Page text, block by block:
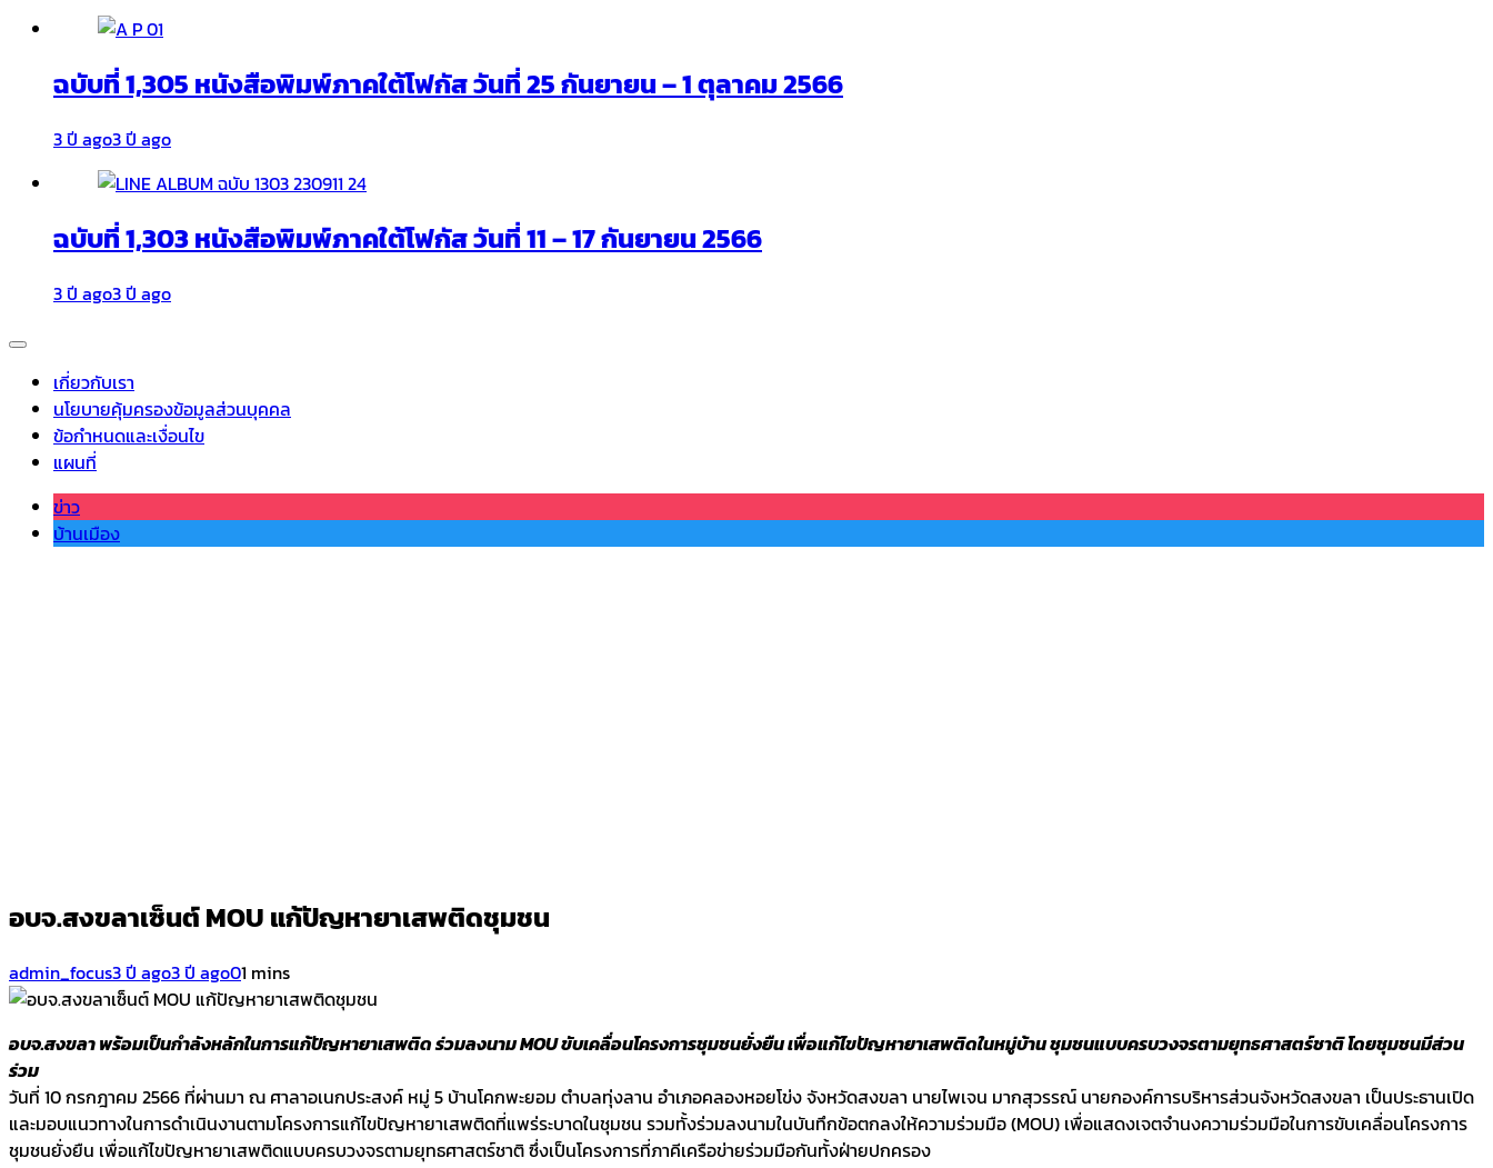
ฉบับที่ 1,305 หนังสือพิมพ์ภาคใต้โฟกัส วันที่ 25 กันยายน – 1 ตุลาคม 2566
3 ปี ago3 ปี ago
ฉบับที่ 1,303 หนังสือพิมพ์ภาคใต้โฟกัส วันที่ 11 – 17 กันยายน 2566
3 ปี ago3 ปี ago
เกี่ยวกับเรา
นโยบายคุ้มครองข้อมูลส่วนบุคคล
ข้อกำหนดและเงื่อนไข
แผนที่
ข่าว
บ้านเมือง
อบจ.สงขลาเซ็นต์ MOU แก้ปัญหายาเสพติดชุมชน
admin_focus3 ปี ago3 ปี ago01 mins
อบจ.สงขลา พร้อมเป็นกำลังหลักในการแก้ปัญหายาเสพติด ร่วมลงนาม MOU ขับเคลื่อนโครงการชุมชนยั่งยืน เพื่อแก้ไขปัญหายาเสพติดในหมู่บ้าน ชุมชนแบบครบวงจรตามยุทธศาสตร์ชาติ โดยชุมชนมีส่วน
ร่วม
วันที่ 10 กรกฎาคม 2566 ที่ผ่านมา ณ ศาลาอเนกประสงค์ หมู่ 5 บ้านโคกพะยอม ตำบลทุ่งลาน อำเภอคลองหอยโข่ง จังหวัดสงขลา นายไพเจน มากสุวรรณ์ นายกองค์การบริหารส่วนจังหวัดสงขลา เป็นประธานเปิด
และมอบแนวทางในการดำเนินงานตามโครงการแก้ไขปัญหายาเสพติดที่แพร่ระบาดในชุมชน รวมทั้งร่วมลงนามในบันทึกข้อตกลงให้ความร่วมมือ (MOU) เพื่อแสดงเจตจำนงความร่วมมือในการขับเคลื่อนโครงการ
ชุมชนยั่งยืน เพื่อแก้ไขปัญหายาเสพติดแบบครบวงจรตามยุทธศาสตร์ชาติ ซึ่งเป็นโครงการที่ภาคีเครือข่ายร่วมมือกันทั้งฝ่ายปกครอง